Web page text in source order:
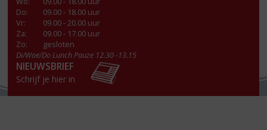
Do:
09.00 - 18.00 uur
Vr:
09.00 - 20.00 uur
Za:
09.00 - 17.00 uur
Zo:
gesloten
Di/Woe/Do Lunch Pauze 12.30 -13.15
NIEUWSBRIEF
Schrijf je hier in